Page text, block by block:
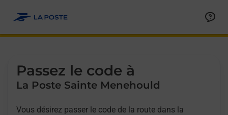
Passez le code à
La Poste Sainte Menehould
Vous désirez passer le code de la route dans la